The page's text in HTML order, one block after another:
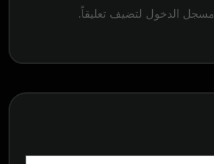
مسجل الدخول لتضيف تعليقاً.